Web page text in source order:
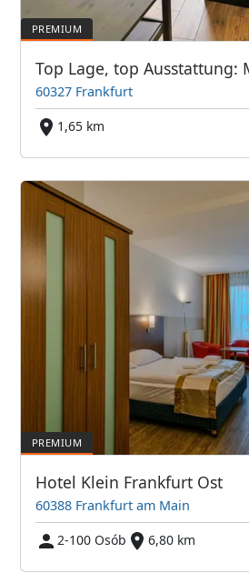
60327 Frankfurt
1,65 km
Hotel Klein Frankfurt Ost
60388 Frankfurt am Main
2-100 Osób
6,80 km